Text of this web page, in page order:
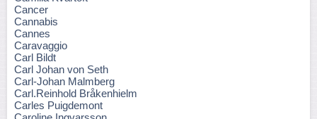
Cancer
Cannabis
Cannes
Caravaggio
Carl Bildt
Carl Johan von Seth
Carl-Johan Malmberg
Carl.Reinhold Bråkenhielm
Carles Puigdemont